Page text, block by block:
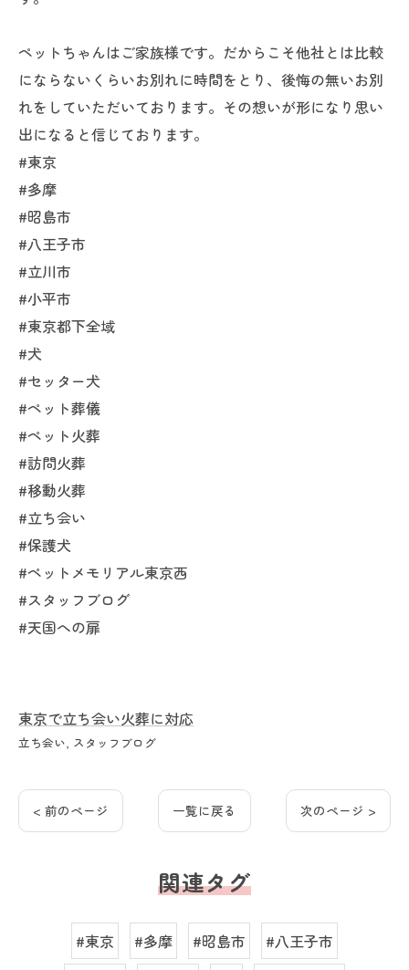
ペットちゃんはご家族様です。だからこそ他社とは比較
にならないくらいお別れに時間をとり、後悔の無いお別
れをしていただいております。その想いが形になり思い
出になると信じております。
#東京
#多摩
#昭島市
#八王子市
#立川市
#小平市
#東京都下全域
#犬
#セッター犬
#ペット葬儀
#ペット火葬
#訪問火葬
#移動火葬
#立ち会い
#保護犬
#ペットメモリアル東京西
#スタッフブログ
#天国への扉
東京で立ち会い火葬に対応
立ち会い スタッフブログ
< 前のページ 一覧に戻る 次のページ >
関連タグ
#東京 #多摩 #昭島市
#八王子市